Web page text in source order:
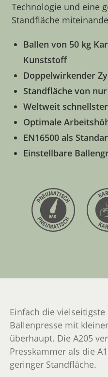
Technologie und eine
Standfläche
Ballen von 50 kg
Kunststoff
Doppelwirkender
Standfläche von nur
Weltweit
Optimale
EN16500 als
Einstellbare
Einfach die
Ballenpresse mit
überhaupt. Die A205
Presskammer als die
geringer Standfläche.